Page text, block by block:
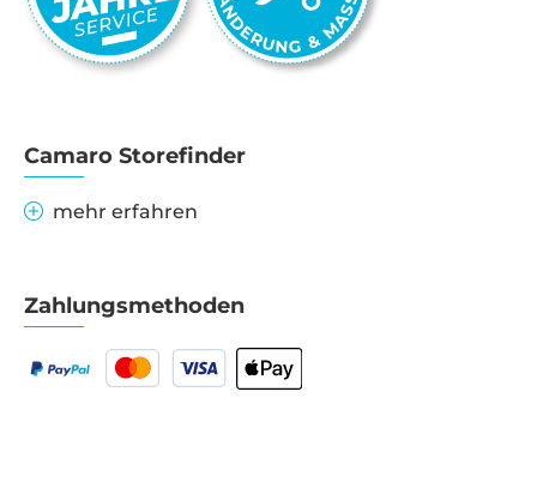
Camaro Storefinder
mehr erfahren
Zahlungsmethoden